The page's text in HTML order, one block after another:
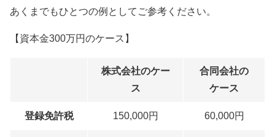
あくまでもひとつの例としてご参考ください。
【資本金300万円のケース】
株式会社のケー
ス
合同会社の
ケース
登録免許税 150,000円 60,000円